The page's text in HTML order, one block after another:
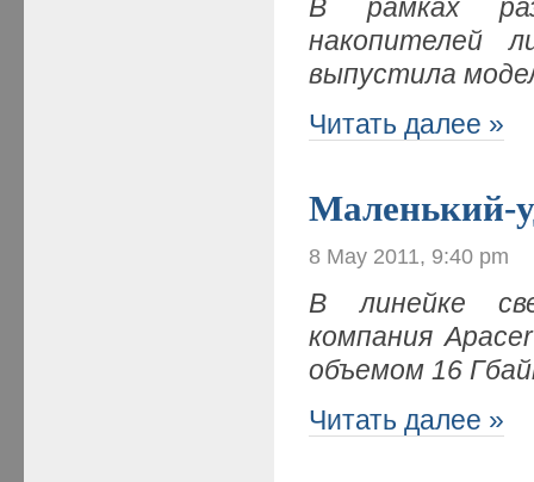
В рамках
накопителей
выпустила
Читать далее »
Маленький-
8 May 2011, 9:40 pm
В линейке
компания
объемом 16
Читать далее »